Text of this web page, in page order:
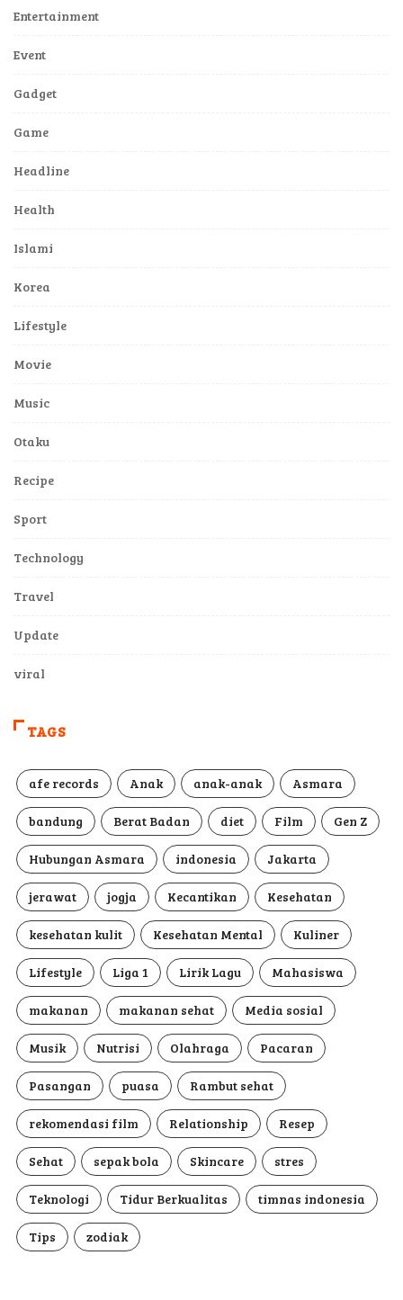
Entertainment
Event
Gadget
Game
Headline
Health
Islami
Korea
Lifestyle
Movie
Music
Otaku
Recipe
Sport
Technology
Travel
Update
viral
TAGS
afe records Anak anak-anak Asmara
bandung Berat Badan diet Film Gen Z
Hubungan Asmara indonesia Jakarta
jerawat jogja Kecantikan Kesehatan
kesehatan kulit Kesehatan Mental Kuliner
Lifestyle Liga 1 Lirik Lagu Mahasiswa
makanan makanan sehat Media sosial
Musik Nutrisi Olahraga Pacaran
Pasangan puasa Rambut sehat
rekomendasi film Relationship Resep
Sehat sepak bola Skincare stres
Teknologi Tidur Berkualitas timnas indonesia
Tips zodiak